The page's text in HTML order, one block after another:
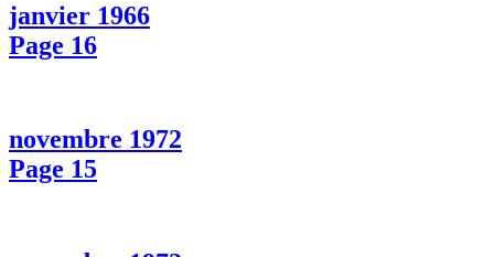
janvier 1966
Page 16
novembre 1972
Page 15